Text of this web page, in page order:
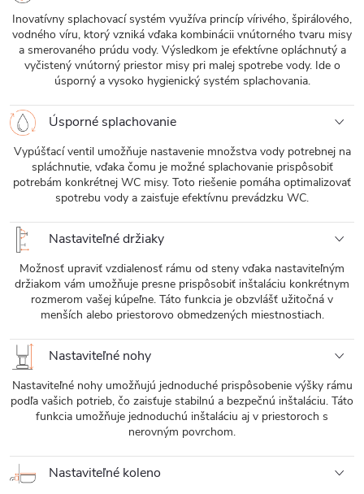
Inovatívny splachovací systém využíva princíp vírivého, špirálového,
vodného víru, ktorý vzniká vďaka kombinácii vnútorného tvaru misy
a smerovaného prúdu vody. Výsledkom je efektívne opláchnutý a
vyčistený vnútorný priestor misy pri malej spotrebe vody. Ide o
úsporný a vysoko hygienický systém splachovania.
Úsporné splachovanie
Vypúšťací ventil umožňuje nastavenie množstva vody potrebnej na
spláchnutie, vďaka čomu je možné splachovanie prispôsobiť
potrebám konkrétnej WC misy. Toto riešenie pomáha optimalizovať
spotrebu vody a zaisťuje efektívnu prevádzku WC.
Nastaviteľné držiaky
Možnosť upraviť vzdialenosť rámu od steny vďaka nastaviteľným
držiakom vám umožňuje presne prispôsobiť inštaláciu konkrétnym
rozmerom vašej kúpeľne. Táto funkcia je obzvlášť užitočná v
menších alebo priestorovo obmedzených miestnostiach.
Nastaviteľné nohy
Nastaviteľné nohy umožňujú jednoduché prispôsobenie výšky rámu
podľa vašich potrieb, čo zaisťuje stabilnú a bezpečnú inštaláciu. Táto
funkcia umožňuje jednoduchú inštaláciu aj v priestoroch s
nerovným povrchom.
Nastaviteľné koleno